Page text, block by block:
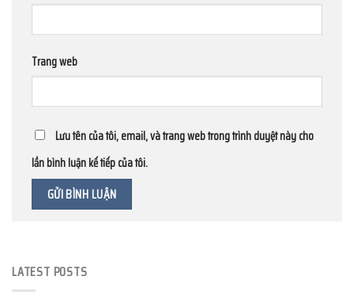
Trang web
Lưu tên của tôi, email, và trang web trong trình duyệt này cho
lần bình luận kế tiếp của tôi.
LATEST POSTS